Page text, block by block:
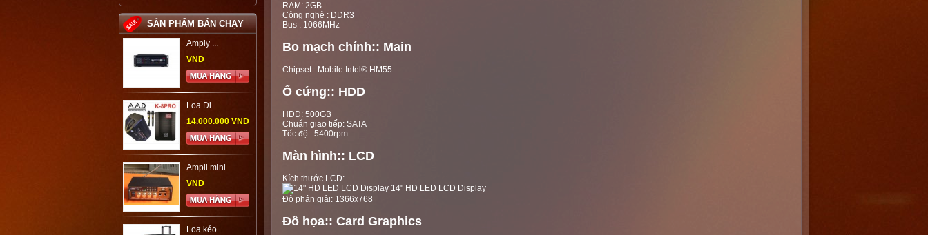
SẢN PHẨM BÁN CHẠY
Amply ...
VND
Loa Di ...
14.000.000 VND
Ampli mini ...
VND
Loa kéo ...
RAM: 2GB
Công nghệ : DDR3
Bus : 1066MHz
Bo mạch chính:: Main
Chipset:: Mobile Intel® HM55
Ổ cứng:: HDD
HDD: 500GB
Chuẩn giao tiếp: SATA
Tốc độ : 5400rpm
Màn hình:: LCD
Kích thước LCD:
14" HD LED LCD Display
Độ phân giải: 1366x768
Đồ họa:: Card Graphics